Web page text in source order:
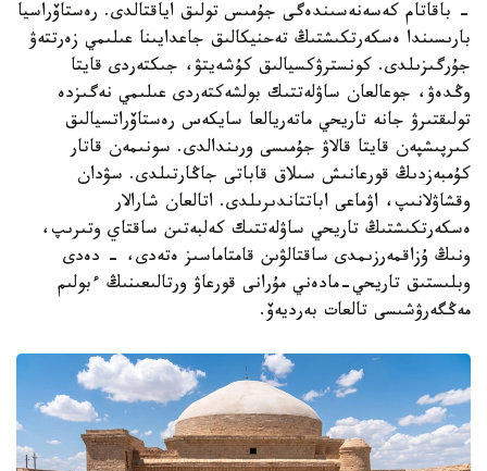
- باقاتام كەسەنەسىندەگى جۇمىس تولىق اياقتالدى. رەستاۆراسيا
بارىسىندا ەسكەرتكىشتىڭ تەحنيكالىق جاعدايىنا عىلىمي زەرتتەۋ
جۇرگىزىلدى. كونسترۋكسيالىق كۇشەيتۋ، جىكتەردى قايتا
وڭدەۋ، جوعالعان ساۋلەتتىك بولشەكتەردى عىلىمي نەگىزدە
تولىقتىرۋ جانە تاريحي ماتەريالعا سايكەس رەستاۆراتسيالىق
كىرپىشپەن قايتا قالاۋ جۇمىسى ورىندالدى. سونىمەن قاتار
كۇمبەزدىڭ قورعانىش سىلاق قاباتى جاڭارتىلدى. سۋدان
وقشاۋلانىپ، اۋماعى اباتتاندىرىلدى. اتالعان شارالار
ەسكەرتكىشتىڭ تاريحي ساۋلەتتىك كەلبەتىن ساقتاي وتىرىپ،
ونىڭ ۇزاقمەرزىمدى ساقتالۋىن قامتاماسىز ەتەدى، - دەدى
وبلىستىق تاريحي-مادەني مۇرانى قورعاۋ ورتالىعىنىڭ ءبولىم
مەڭگەرۋشىسى تالعات بەرديەۆ.